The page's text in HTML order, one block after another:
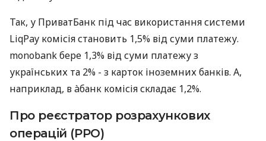
Так, у ПриватБанк під час використання системи
LiqPay комісія становить 1,5% від суми платежу.
monobank бере 1,3% від суми платежу з
українських та 2% - з карток іноземних банків. А,
наприклад, в àбанк комісія складає 1,2%.
Про реєстратор розрахункових
операцій (РРО)